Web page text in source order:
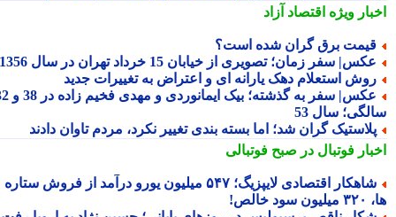
ویژهاقتصاد آزاد
برق گران شده است؟
سفر زمان؛ تصویری از خیابان 15 خرداد تهران در سال 1356
استعلام دهک یارانه ای و اعتراض به تغییرات جدید
عکس| سفر به گذشته؛ بیک ایمانوردی و مهدی فخیم زاده در 38 و 32
سال 53
گران شد؛ اما بسته بندی تغییر نکرد، مردم تاوان دادند
فوتبال در صبح فوتبالی
شاهکار اقتصادی لایپزیگ؛ ۵۴۷ میلیون یورو درآمد از فروش ستاره